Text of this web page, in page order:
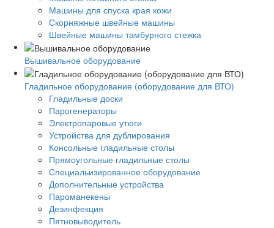
Машины для спуска края кожи
Скорняжные швейные машины
Швейные машины тамбурного стежка
Вышивальное оборудование
Гладильное оборудование (оборудование для ВТО)
Гладильные доски
Парогенераторы
Электропаровые утюги
Устройства для дублирования
Консольные гладильные столы
Прямоугольные гладильные столы
Специальизированное оборудование
Дополнительные устройства
Пароманекены
Дезинфекция
Пятновыводитель